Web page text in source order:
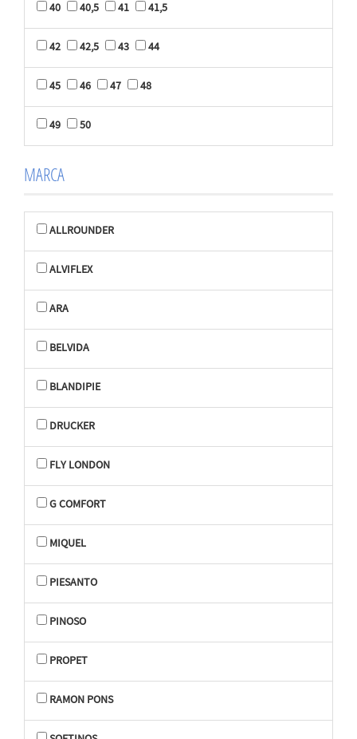
40 40,5 41 41,5
42 42,5 43 44
45 46 47 48
49 50
MARCA
ALLROUNDER
ALVIFLEX
ARA
BELVIDA
BLANDIPIE
DRUCKER
FLY LONDON
G COMFORT
MIQUEL
PIESANTO
PINOSO
PROPET
RAMON PONS